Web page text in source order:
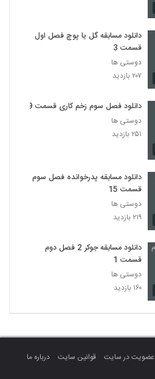
دانلود مسابقه گل یا پوچ فصل اول
قسمت 3
دوستی ها
۲۰۷ بازدید
دانلود فصل سوم زخم کاری قسمت 9
دوستی ها
۲۵۱ بازدید
دانلود مسابقه پدرخوانده فصل سوم
قسمت 15
دوستی ها
۲۱۹ بازدید
دانلود مسابقه جوکر 2 فصل دوم
قسمت 1
دوستی ها
۱۶۰ بازدید
عضویت در سایت قوانین سایت
درباره ما